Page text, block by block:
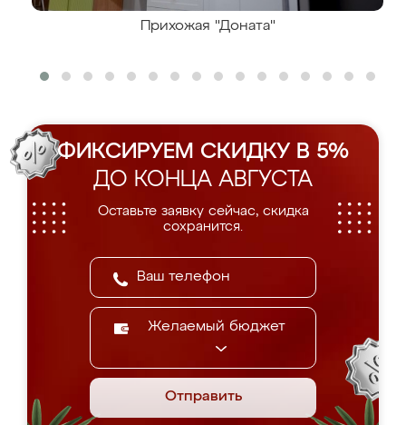
Прихожая "Доната"
ФИКСИРУЕМ СКИДКУ В 5%
ДО КОНЦА АВГУСТА
Оставьте заявку сейчас, скидка
сохранится.
Желаемый бюджет
Отправить